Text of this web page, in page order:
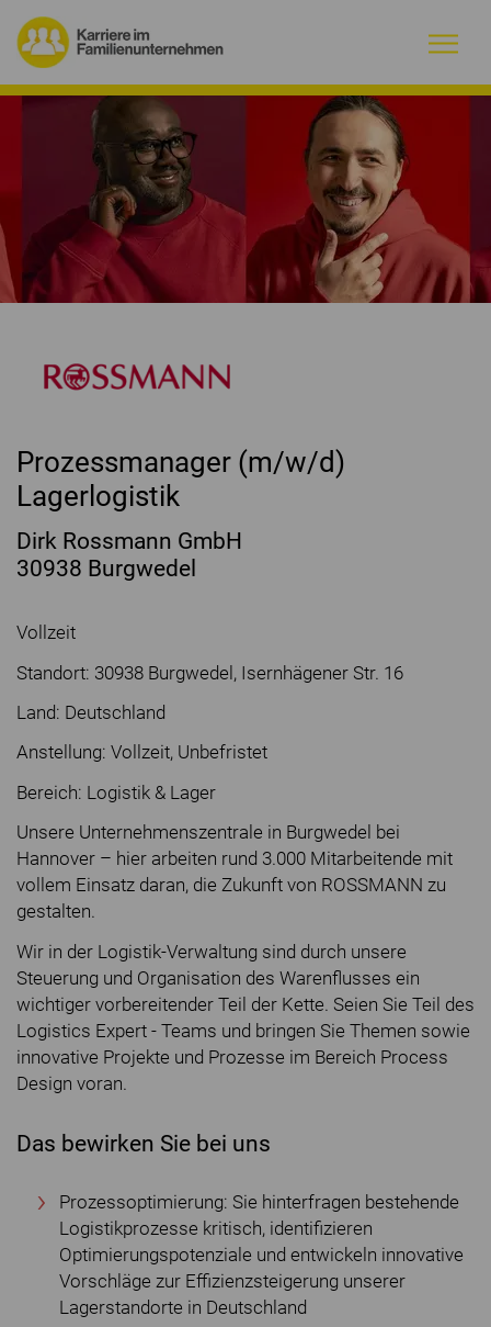
Warum Familienunternehmen?
Firmenprofile
Jobs
Magazin
Initiative
Prozessmanager (m/w/d)
Lagerlogistik
Dirk Rossmann GmbH
30938 Burgwedel
Vollzeit
Standort: 30938 Burgwedel, Isernhägener Str. 16
Land: Deutschland
Anstellung: Vollzeit, Unbefristet
Bereich: Logistik & Lager
Unsere Unternehmenszentrale in Burgwedel bei
Hannover – hier arbeiten rund 3.000 Mitarbeitende mit
vollem Einsatz daran, die Zukunft von ROSSMANN zu
gestalten.
Wir in der Logistik-Verwaltung sind durch unsere
Steuerung und Organisation des Warenflusses ein
wichtiger vorbereitender Teil der Kette. Seien Sie Teil des
Logistics Expert - Teams und bringen Sie Themen sowie
innovative Projekte und Prozesse im Bereich Process
Design voran.
Das bewirken Sie bei uns
Prozessoptimierung: Sie hinterfragen bestehende
Logistikprozesse kritisch, identifizieren
Optimierungspotenziale und entwickeln innovative
Vorschläge zur Effizienzsteigerung unserer
Lagerstandorte in Deutschland